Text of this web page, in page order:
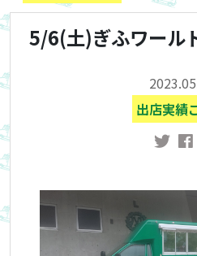
5/6(土)ぎふワール
出店実績